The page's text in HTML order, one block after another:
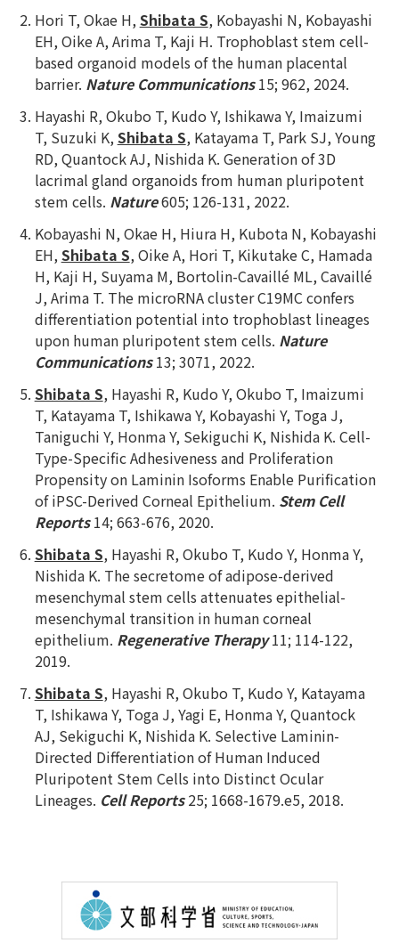
Hori T, Okae H,Shibata S, Kobayashi N, Kobayashi
EH, Oike A, Arima T, Kaji H. Trophoblast stem cell-
based organoid models of the human placental
barrier. Nature Communications15; 962, 2024.
Hayashi R, Okubo T, Kudo Y, Ishikawa Y, Imaizumi
T, Suzuki K,Shibata S, Katayama T, Park SJ, Young
RD, Quantock AJ, Nishida K. Generation of 3D
lacrimal gland organoids from human pluripotent
stem cells. Nature605; 126-131, 2022.
Kobayashi N, Okae H, Hiura H, Kubota N, Kobayashi
EH,Shibata S, Oike A, Hori T, Kikutake C, Hamada
H, Kaji H, Suyama M, Bortolin-Cavaillé ML, Cavaillé
J, Arima T. The microRNA cluster C19MC confers
differentiation potential into trophoblast lineages
upon human pluripotent stem cells. Nature
Communications13; 3071, 2022.
Shibata S, Hayashi R, Kudo Y, Okubo T, Imaizumi
T, Katayama T, Ishikawa Y, Kobayashi Y, Toga J,
Taniguchi Y, Honma Y, Sekiguchi K, Nishida K. Cell-
Type-Specific Adhesiveness and Proliferation
Propensity on Laminin Isoforms Enable Purification
of iPSC-Derived Corneal Epithelium. Stem Cell
Reports14; 663-676, 2020.
Shibata S, Hayashi R, Okubo T, Kudo Y, Honma Y,
Nishida K. The secretome of adipose-derived
mesenchymal stem cells attenuates epithelial-
mesenchymal transition in human corneal
epithelium. Regenerative Therapy11; 114-122,
2019.
Shibata S, Hayashi R, Okubo T, Kudo Y, Katayama
T, Ishikawa Y, Toga J, Yagi E, Honma Y, Quantock
AJ, Sekiguchi K, Nishida K. Selective Laminin-
Directed Differentiation of Human Induced
Pluripotent Stem Cells into Distinct Ocular
Lineages. Cell Reports25; 1668-1679.e5, 2018.